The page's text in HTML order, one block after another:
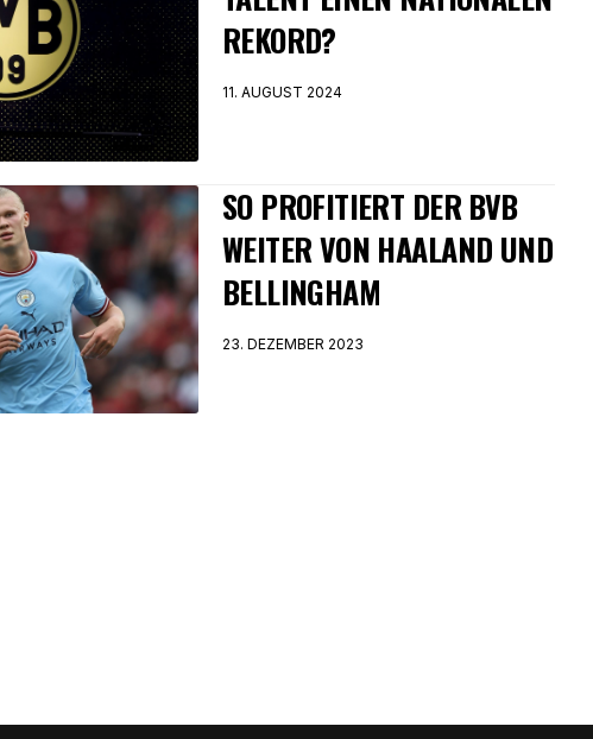
REKORD?
11. AUGUST 2024
SO PROFITIERT DER BVB
WEITER VON HAALAND UND
BELLINGHAM
23. DEZEMBER 2023